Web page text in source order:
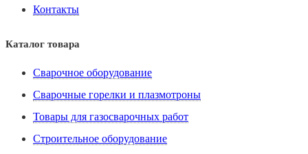
Контакты
Каталог товара
Сварочное оборудование
Сварочные горелки и плазмотроны
Товары для газосварочных работ
Строительное оборудование